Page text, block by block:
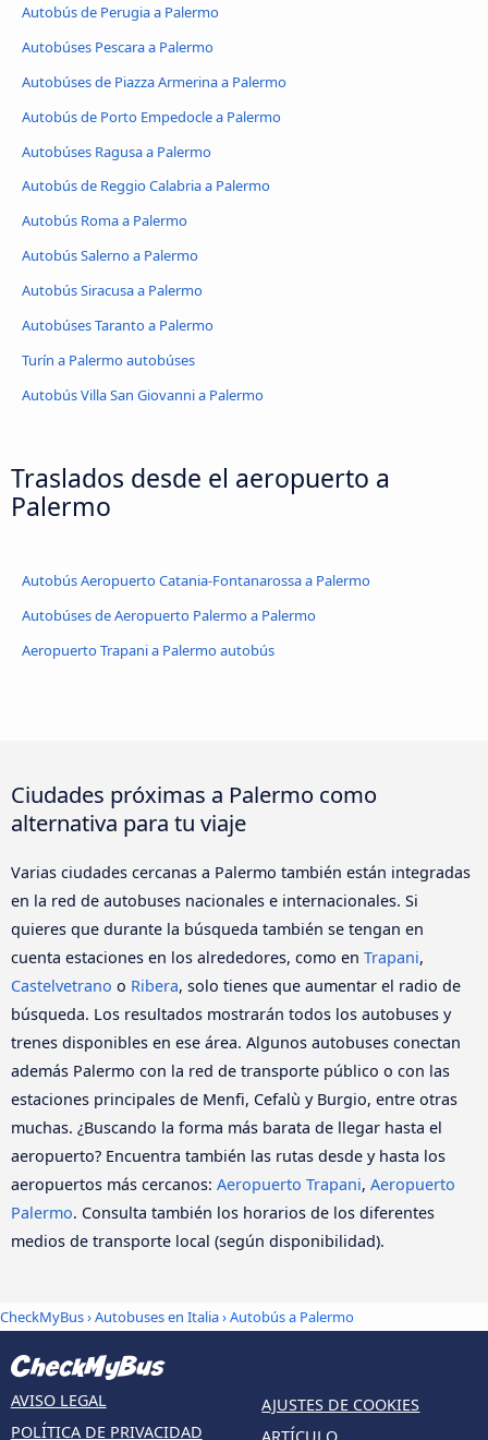
Autobús de Perugia a Palermo
Autobúses Pescara a Palermo
Autobúses de Piazza Armerina a Palermo
Autobús de Porto Empedocle a Palermo
Autobúses Ragusa a Palermo
Autobús de Reggio Calabria a Palermo
Autobús Roma a Palermo
Autobús Salerno a Palermo
Autobús Siracusa a Palermo
Autobúses Taranto a Palermo
Turín a Palermo autobúses
Autobús Villa San Giovanni a Palermo
Traslados desde el aeropuerto a
Palermo
Autobús Aeropuerto Catania-Fontanarossa a Palermo
Autobúses de Aeropuerto Palermo a Palermo
Aeropuerto Trapani a Palermo autobús
Ciudades próximas a Palermo como
alternativa para tu viaje
Varias ciudades cercanas a Palermo también están integradas
en la red de autobuses nacionales e internacionales. Si
quieres que durante la búsqueda también se tengan en
cuenta estaciones en los alrededores, como en Trapani,
Castelvetrano o Ribera, solo tienes que aumentar el radio de
búsqueda. Los resultados mostrarán todos los autobuses y
trenes disponibles en ese área. Algunos autobuses conectan
además Palermo con la red de transporte público o con las
estaciones principales de Menfi, Cefalù y Burgio, entre otras
muchas. ¿Buscando la forma más barata de llegar hasta el
aeropuerto? Encuentra también las rutas desde y hasta los
aeropuertos más cercanos: Aeropuerto Trapani, Aeropuerto
Palermo. Consulta también los horarios de los diferentes
medios de transporte local (según disponibilidad).
CheckMyBus›Autobuses en Italia› Autobús a Palermo
AVISO LEGAL
POLÍTICA DE PRIVACIDAD
AJUSTES DE COOKIES